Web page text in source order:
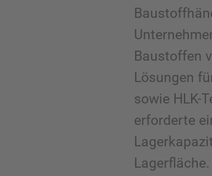
Baustoffen
Lösungen
sowie HLK-
erforderte